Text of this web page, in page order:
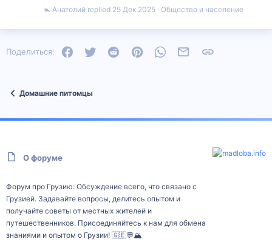
Общество и население
25 Дек 2025
Анатолий
Поделиться: FacebookTwitter Reddit PinterestWhatsAppЭлектронная почта
Домашние питомцы
О форуме
Форум про Грузию: Обсуждение всего, что связано с
Грузией. Задавайте вопросы, делитесь опытом и
получайте советы от местных жителей и
путешественников. Присоединяйтесь к нам для обмена
знаниями и опытом о Грузии! 🇬🇪💬🏔️